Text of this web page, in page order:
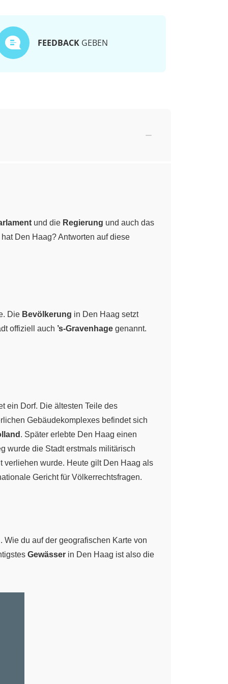
FEEDBACK GEBEN
und die Regierung und auch das
Den Haag? Antworten auf diese
Die Bevölkerung in Den Haag setzt
offiziell auch ’s-Gravenhage genannt.
ein Dorf. Die ältesten Teile des
Gebäudekomplexes befindet sich
. Später erlebte Den Haag einen
wurde die Stadt erstmals militärisch
verliehen wurde. Heute gilt Den Haag als
Gericht für Völkerrechtsfragen.
. Wie du auf der geografischen Karte von
Gewässer in Den Haag ist also die